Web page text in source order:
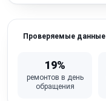
Проверяемые данные
19%
ремонтов в день
обращения